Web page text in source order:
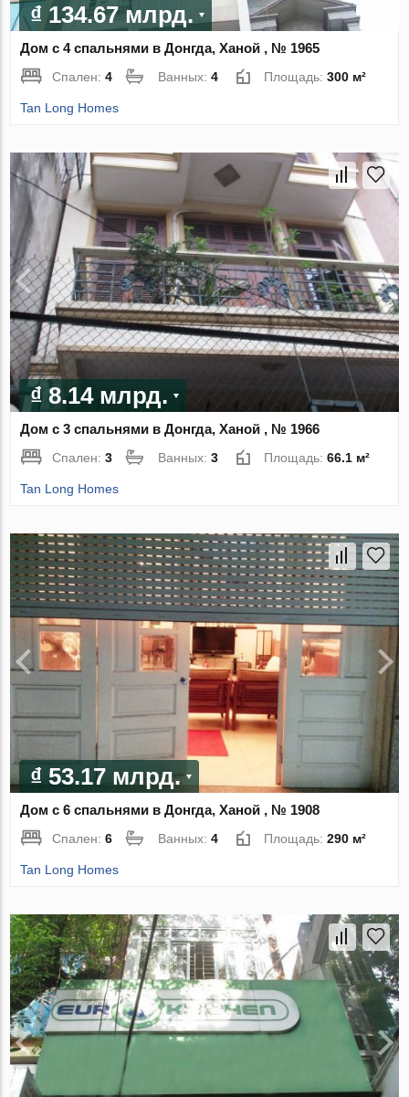
₫ 134.67 млрд.
Дом с 4 спальнями в Донгда, Ханой , № 1965
Спален:4 Ванных:4 Площадь:300 м²
Tan Long Homes
₫ 8.14 млрд.
Дом с 3 спальнями в Донгда, Ханой , № 1966
Спален:3 Ванных:3 Площадь:66.1 м²
Tan Long Homes
₫ 53.17 млрд.
Дом с 6 спальнями в Донгда, Ханой , № 1908
Спален:6 Ванных:4 Площадь:290 м²
Tan Long Homes